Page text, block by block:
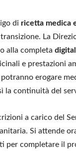
di ricetta medica
La
alla completa
e prestazioni
erogare
la continuità del
a carico del
Si attende
completare il